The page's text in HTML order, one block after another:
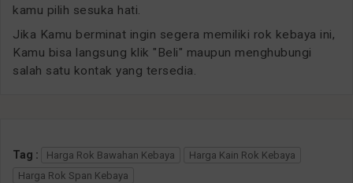
kamu pilih sesuka hati.
Jika Kamu berminat ingin segera memiliki rok kebaya ini,
Kamu bisa langsung klik "Beli" maupun menghubungi
salah satu kontak yang tersedia.
Tag : Harga Rok Bawahan Kebaya
Harga Kain Rok Kebaya
Harga Rok Span Kebaya